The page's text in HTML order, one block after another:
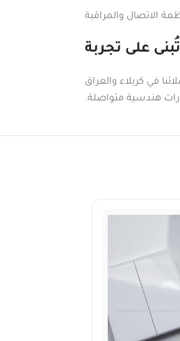
الاتصال والمراقبة
على تجربة
في كربلاء والعراق
هندسية متواصلة.